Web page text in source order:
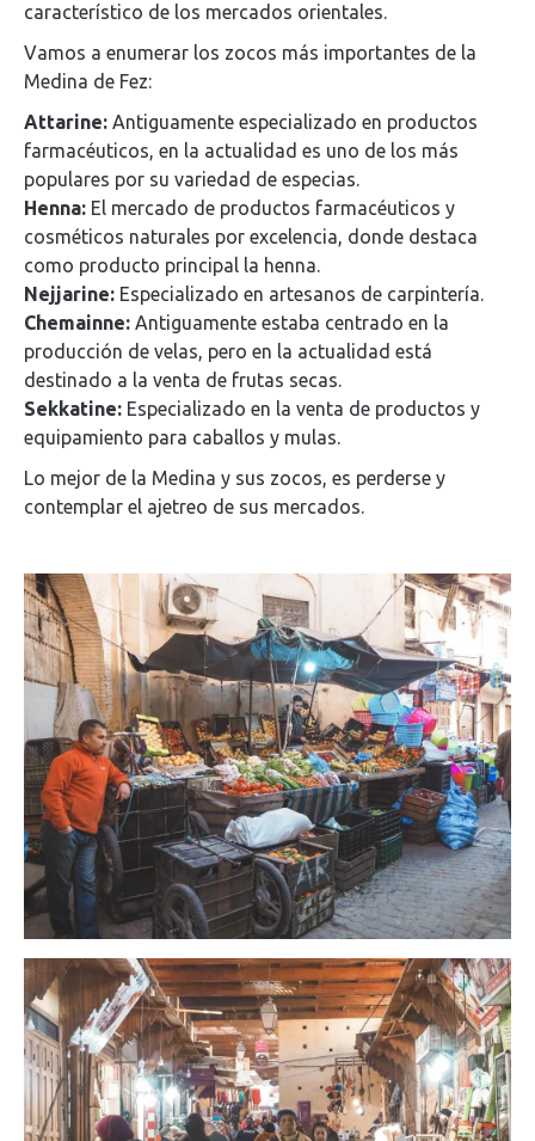
característico de los mercados orientales.
Vamos a enumerar los zocos más importantes de la
Medina de Fez:
Attarine: Antiguamente especializado en productos
farmacéuticos, en la actualidad es uno de los más
populares por su variedad de especias.
Henna: El mercado de productos farmacéuticos y
cosméticos naturales por excelencia, donde destaca
como producto principal la henna.
Nejjarine: Especializado en artesanos de carpintería.
Chemainne: Antiguamente estaba centrado en la
producción de velas, pero en la actualidad está
destinado a la venta de frutas secas.
Sekkatine: Especializado en la venta de productos y
equipamiento para caballos y mulas.
Lo mejor de la Medina y sus zocos, es perderse y
contemplar el ajetreo de sus mercados.